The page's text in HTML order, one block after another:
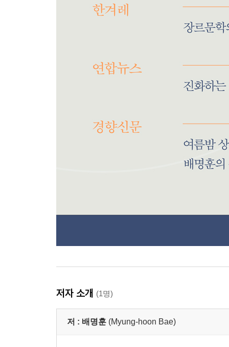
저자 소개 (1명)
저 : 배명훈 (Myung-hoon Bae)